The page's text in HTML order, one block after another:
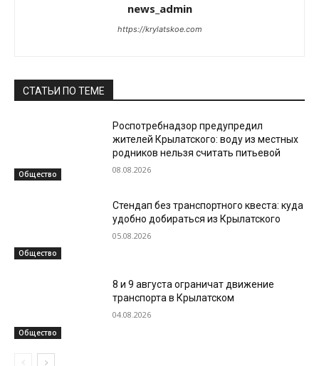
news_admin
https://krylatskoe.com
СТАТЬИ ПО ТЕМЕ
Общество
Роспотребнадзор предупредил
жителей Крылатского: воду из местных
родников нельзя считать питьевой
08.08.2026
Общество
Стендап без транспортного квеста: куда
удобно добираться из Крылатского
05.08.2026
Общество
8 и 9 августа ограничат движение
транспорта в Крылатском
04.08.2026